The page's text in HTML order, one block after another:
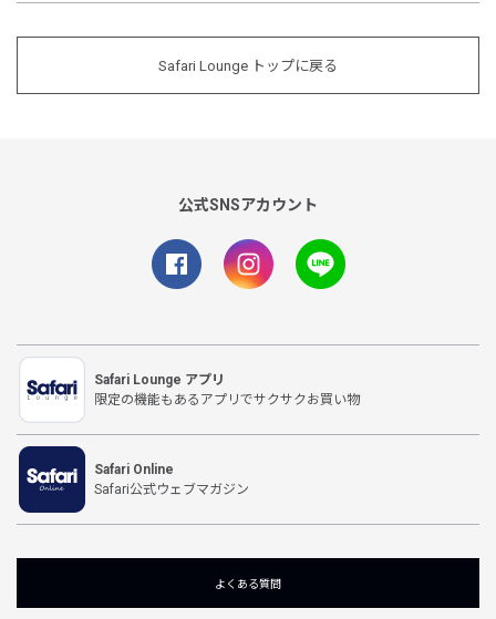
Safari Lounge トップに戻る
公式SNSアカウント
Safari Lounge アプリ
限定の機能もあるアプリでサクサクお買い物
Safari Online
Safari公式ウェブマガジン
よくある質問